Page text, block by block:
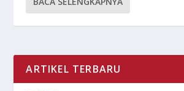
ARTIKEL TERBARU